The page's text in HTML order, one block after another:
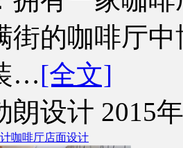
街的咖啡厅
…[全文]
朗设计 2015
咖啡厅店面设计